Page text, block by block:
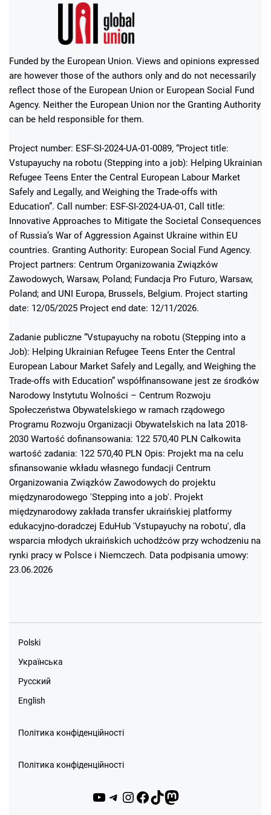
Funded by the European Union. Views and opinions expressed
are however those of the authors only and do not necessarily
reflect those of the European Union or European Social Fund
Agency. Neither the European Union nor the Granting Authority
can be held responsible for them.
Project number: ESF-SI-2024-UA-01-0089, “Project title:
Vstupayuchy na robotu (Stepping into a job): Helping Ukrainian
Refugee Teens Enter the Central European Labour Market
Safely and Legally, and Weighing the Trade-offs with
Education”. Call number: ESF-SI-2024-UA-01, Call title:
Innovative Approaches to Mitigate the Societal Consequences
of Russia’s War of Aggression Against Ukraine within EU
countries. Granting Authority: European Social Fund Agency.
Project partners: Centrum Organizowania Związków
Zawodowych, Warsaw, Poland; Fundacja Pro Futuro, Warsaw,
Poland; and UNI Europa, Brussels, Belgium. Project starting
date: 12/05/2025 Project end date: 12/11/2026.
Zadanie publiczne “Vstupayuchy na robotu (Stepping into a
Job): Helping Ukrainian Refugee Teens Enter the Central
European Labour Market Safely and Legally, and Weighing the
Trade-offs with Education” współfinansowane jest ze środków
Narodowy Instytutu Wolności – Centrum Rozwoju
Społeczeństwa Obywatelskiego w ramach rządowego
Programu Rozwoju Organizacji Obywatelskich na lata 2018-
2030 Wartość dofinansowania: 122 570,40 PLN Całkowita
wartość zadania: 122 570,40 PLN Opis: Projekt ma na celu
sfinansowanie wkładu własnego fundacji Centrum
Organizowania Związków Zawodowych do projektu
międzynarodowego 'Stepping into a job'. Projekt
międzynarodowy zakłada transfer ukraińskiej platformy
edukacyjno-doradczej EduHub 'Vstupayuchy na robotu', dla
wsparcia młodych ukraińskich uchodźców przy wchodzeniu na
rynki pracy w Polsce i Niemczech. Data podpisania umowy:
23.06.2026
Polski
Українська
Русский
English
Політика конфіденційності
Політика конфіденційності
YouTube
Telegram
Instagram
Facebook
TikTok
Mastodon